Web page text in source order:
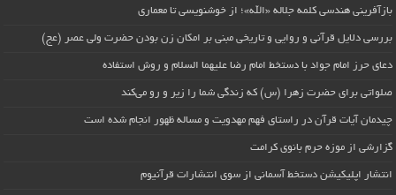
بازآفرینی هندسی کلمه جلاله «الله»؛ از خوشنویسی تا معماری
بررسی دلایل قرآنی و روایی و تاریخی مبنی بر امکان زن بودن حضرت ولی عصر (عج)
دعای حرز امام جواد با دستخط امام رضا علیهما السلام و روش استفاده
صلواتی برای حضرت زهرا (س) که زندگی شما را زیر و رو می‌کند
چیدمان آیات قرآن در راستای فهم مهدویت و مساله ظهور انجام شده است
گزارشی از موزه حرم بانوی کرامت
انتشار اپلیکیشن دستخط آسمانی از سوی انتشارات قرآنیوم